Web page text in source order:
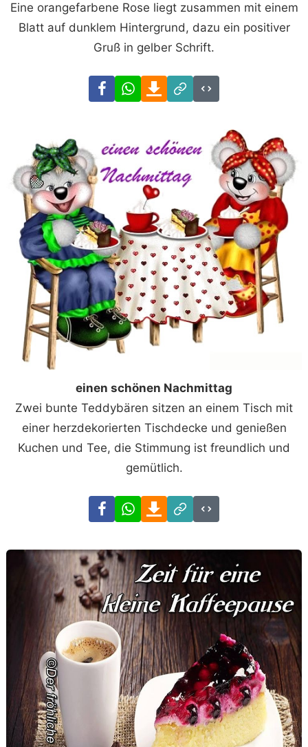
Eine orangefarbene Rose liegt zusammen mit einem
Blatt auf dunklem Hintergrund, dazu ein positiver
Gruß in gelber Schrift.
FacebookWhatsAppDownload
Link
Code
einen schönen Nachmittag
Zwei bunte Teddybären sitzen an einem Tisch mit
einer herzdekorierten Tischdecke und genießen
Kuchen und Tee, die Stimmung ist freundlich und
gemütlich.
FacebookWhatsAppDownload
Link
Code